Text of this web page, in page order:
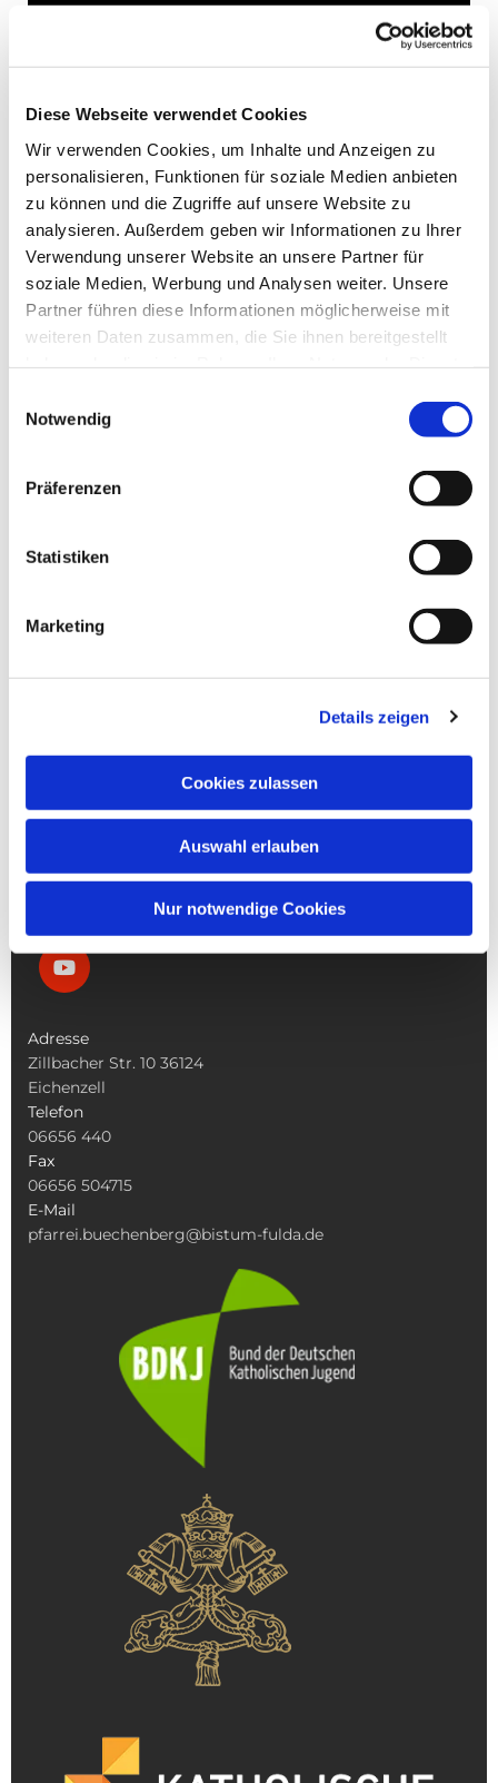
Diese Webseite verwendet Cookies
Wir verwenden Cookies, um Inhalte und Anzeigen zu
personalisieren, Funktionen für soziale Medien anbieten
zu können und die Zugriffe auf unsere Website zu
analysieren. Außerdem geben wir Informationen zu Ihrer
Verwendung unserer Website an unsere Partner für
soziale Medien, Werbung und Analysen weiter. Unsere
Partner führen diese Informationen möglicherweise mit
weiteren Daten zusammen, die Sie ihnen bereitgestellt
Notwendig
Präferenzen
Statistiken
Marketing
Details zeigen
Cookies zulassen
Auswahl erlauben
Nur notwendige Cookies
Dies könnte Sie auch
Die Kita
Die Kirchen
Adresse
Zillbacher Str. 10 36124
Eichenzell
Telefon
06656 440
Fax
06656 504715
E-Mail
pfarrei.buechenberg@bistum-fulda.de